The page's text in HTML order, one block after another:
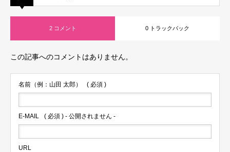
2 コメント 0 トラックバック
この記事へのコメントはありません。
名前（例：山田 太郎） ( 必須 )
E-MAIL ( 必須 ) - 公開されません -
URL